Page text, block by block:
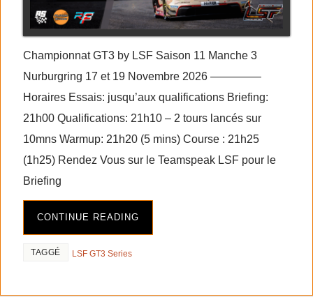
Championnat GT3 by LSF Saison 11 Manche 3
Nurburgring 17 et 19 Novembre 2026 ————–
Horaires Essais: jusqu’aux qualifications Briefing:
21h00 Qualifications: 21h10 – 2 tours lancés sur
10mns Warmup: 21h20 (5 mins) Course : 21h25
(1h25) Rendez Vous sur le Teamspeak LSF pour le
Briefing
CONTINUE READING
TAGGÉ LSF GT3 Series